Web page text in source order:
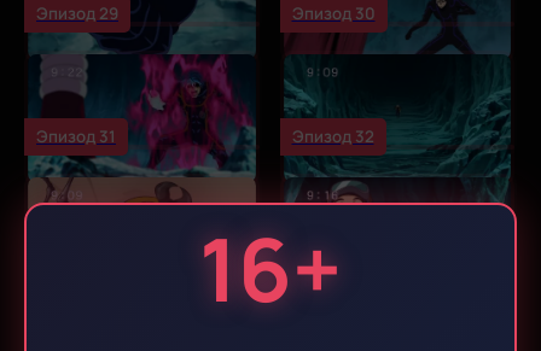
16+
Эпизод 29 Эпизод 30
Эпизод 31 Эпизод 32